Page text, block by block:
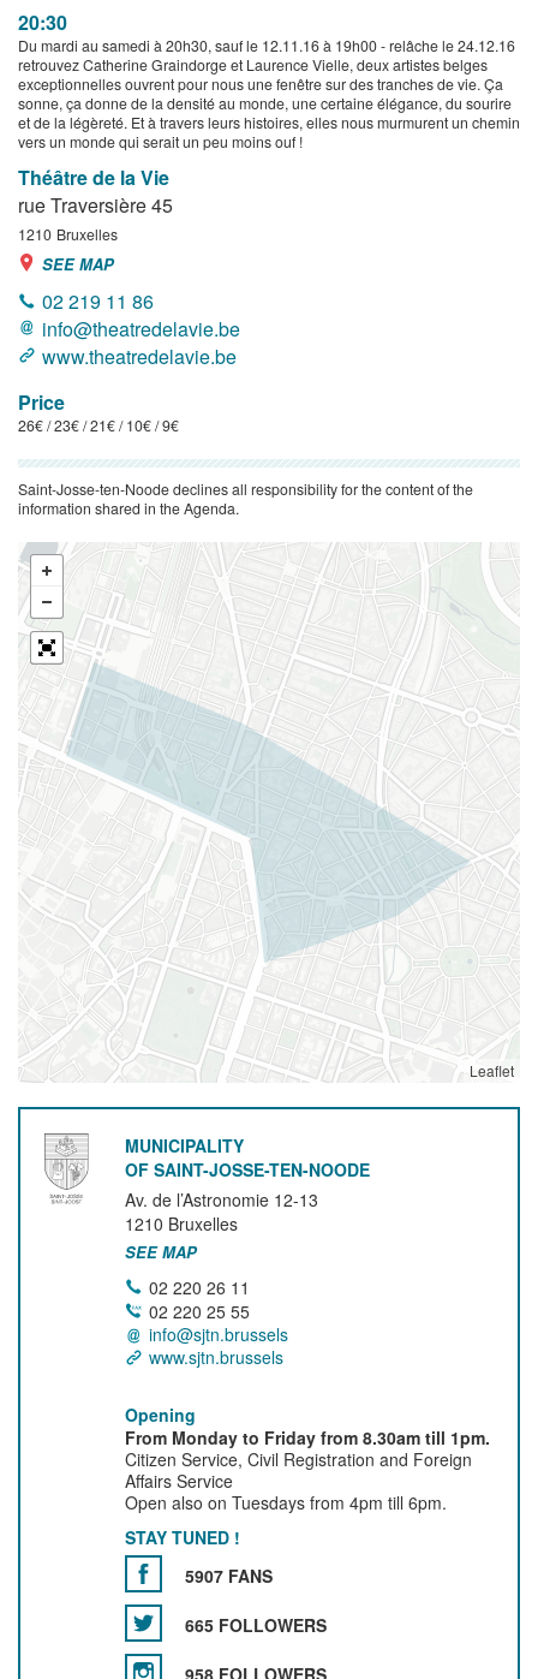
20:30
Du mardi au samedi à 20h30, sauf le 12.11.16 à 19h00 - relâche le 24.12.16
retrouvez Catherine Graindorge et Laurence Vielle, deux artistes belges
exceptionnelles ouvrent pour nous une fenêtre sur des tranches de vie. Ça
sonne, ça donne de la densité au monde, une certaine élégance, du sourire
et de la légèreté. Et à travers leurs histoires, elles nous murmurent un chemin
vers un monde qui serait un peu moins ouf !
Théâtre de la Vie
rue Traversière 45
1210 Bruxelles
SEE MAP
02 219 11 86
info@theatredelavie.be
www.theatredelavie.be
Price
26€ / 23€ / 21€ / 10€ / 9€
Saint-Josse-ten-Noode declines all responsibility for the content of the
information shared in the Agenda.
Leaflet
MUNICIPALITY
OF SAINT-JOSSE-TEN-NOODE
Av. de l’Astronomie 12-13
1210 Bruxelles
SEE MAP
02 220 26 11
02 220 25 55
info@sjtn.brussels
www.sjtn.brussels
Opening
From Monday to Friday from 8.30am till 1pm.
Citizen Service, Civil Registration and Foreign
Affairs Service
Open also on Tuesdays from 4pm till 6pm.
STAY TUNED !
5907 FANS
665 FOLLOWERS
958 FOLLOWERS